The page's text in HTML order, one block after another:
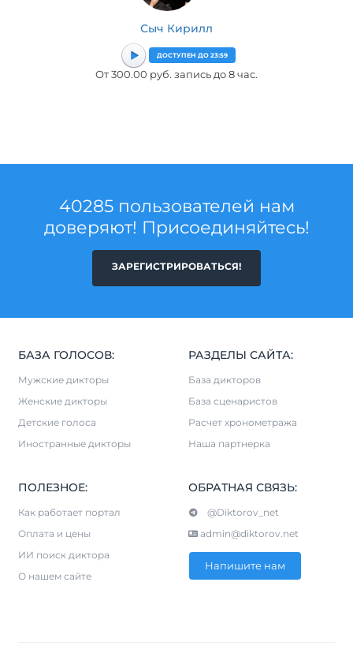
Сыч Кирилл
ДОСТУПЕН ДО 23:59
От 300.00 руб. запись до 8 час.
40285 пользователей нам
доверяют! Присоединяйтесь!
ЗАРЕГИСТРИРОВАТЬСЯ!
БАЗА ГОЛОСОВ:
Мужские дикторы
Женские дикторы
Детские голоса
Иностранные дикторы
РАЗДЕЛЫ САЙТА:
База дикторов
База сценаристов
Расчет хронометража
Наша партнерка
ПОЛЕЗНОЕ:
Как работает портал
Оплата и цены
ИИ поиск диктора
О нашем сайте
ОБРАТНАЯ СВЯЗЬ:
@Diktorov_net
admin@diktorov.net
Напишите нам